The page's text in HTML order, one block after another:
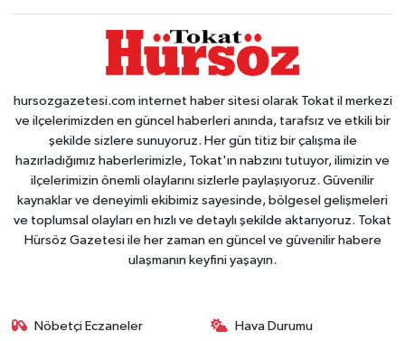
hursozgazetesi.com internet haber sitesi olarak Tokat il merkezi
ve ilçelerimizden en güncel haberleri anında, tarafsız ve etkili bir
şekilde sizlere sunuyoruz. Her gün titiz bir çalışma ile
hazırladığımız haberlerimizle, Tokat'ın nabzını tutuyor, ilimizin ve
ilçelerimizin önemli olaylarını sizlerle paylaşıyoruz. Güvenilir
kaynaklar ve deneyimli ekibimiz sayesinde, bölgesel gelişmeleri
ve toplumsal olayları en hızlı ve detaylı şekilde aktarıyoruz. Tokat
Hürsöz Gazetesi ile her zaman en güncel ve güvenilir habere
ulaşmanın keyfini yaşayın.
Nöbetçi Eczaneler Hava Durumu